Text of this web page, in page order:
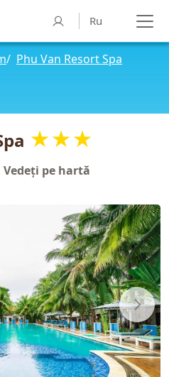
Ru
/ Phu Van Resort Spa
★★★
Vedeți pe hartă